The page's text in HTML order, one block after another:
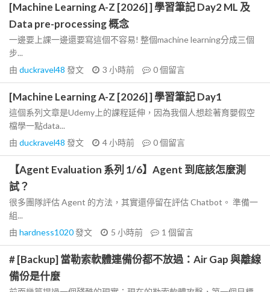
[Machine Learning A-Z [2026] ] 學習筆記 Day2 ML 及
Data pre-processing 概念
一邊要上課一邊還要寫這個不容易! 整個machine learning分成三個
步...
由 duckravel48 發文 3 小時前 0個留言
[Machine Learning A-Z [2026] ] 學習筆記 Day1
這個系列文章是Udemy上的課程延伸，因為我個人想趁著育嬰假空
檔學一點data...
由 duckravel48 發文 4 小時前 0個留言
【Agent Evaluation 系列 1/6】Agent 到底該怎麼測
試？
很多團隊評估 Agent 的方法，其實還停留在評估 Chatbot。 準備一
組...
由 hardness1020發文 5 小時前 1 個留言
# [Backup] 當勒索軟體連備份都不放過：Air Gap 與離線
備份是什麼